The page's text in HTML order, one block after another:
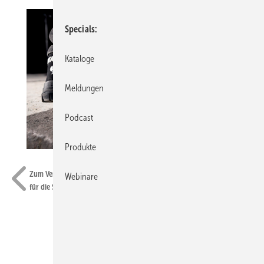
Zum Verkaufsstart Ende Juni geben Metallica das symbolische Go
für die Stahlkappenschuhe „Metallica Safety Boots“.
Specials
Kataloge
Meldungen
Podcast
Produkte
Webinare